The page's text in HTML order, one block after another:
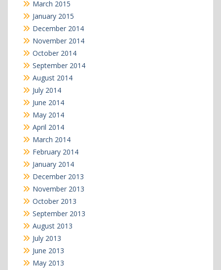
March 2015
January 2015
December 2014
November 2014
October 2014
September 2014
August 2014
July 2014
June 2014
May 2014
April 2014
March 2014
February 2014
January 2014
December 2013
November 2013
October 2013
September 2013
August 2013
July 2013
June 2013
May 2013